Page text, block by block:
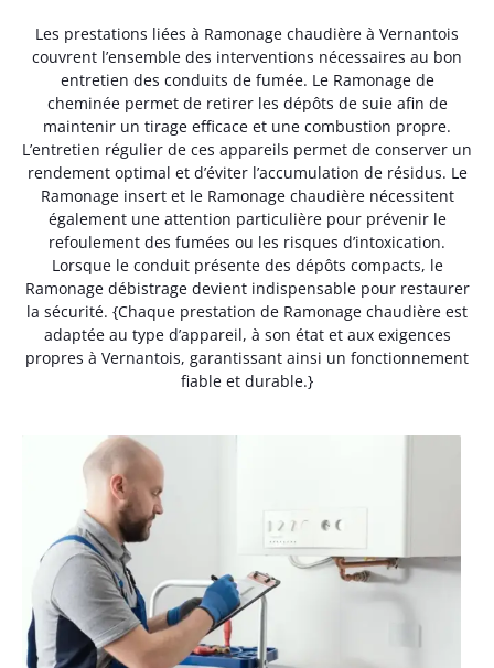
Les prestations liées à Ramonage chaudière à Vernantois
couvrent l’ensemble des interventions nécessaires au bon
entretien des conduits de fumée. Le Ramonage de
cheminée permet de retirer les dépôts de suie afin de
maintenir un tirage efficace et une combustion propre.
L’entretien régulier de ces appareils permet de conserver un
rendement optimal et d’éviter l’accumulation de résidus. Le
Ramonage insert et le Ramonage chaudière nécessitent
également une attention particulière pour prévenir le
refoulement des fumées ou les risques d’intoxication.
Lorsque le conduit présente des dépôts compacts, le
Ramonage débistrage devient indispensable pour restaurer
la sécurité. {Chaque prestation de Ramonage chaudière est
adaptée au type d’appareil, à son état et aux exigences
propres à Vernantois, garantissant ainsi un fonctionnement
fiable et durable.}